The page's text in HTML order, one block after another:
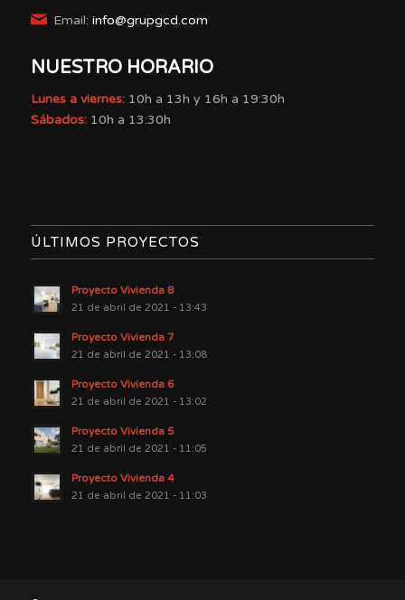
Email: info@grupgcd.com
NUESTRO HORARIO
Lunes a viernes:10h a 13h y 16h a 19:30h
Sábados:10h a 13:30h
ÚLTIMOS PROYECTOS
Proyecto Vivienda 8
21 de abril de 2021 - 13:43
Proyecto Vivienda 7
21 de abril de 2021 - 13:08
Proyecto Vivienda 6
21 de abril de 2021 - 13:02
Proyecto Vivienda 5
21 de abril de 2021 - 11:05
Proyecto Vivienda 4
21 de abril de 2021 - 11:03